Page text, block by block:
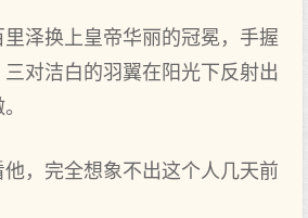
里泽换上皇帝华丽的冠冕，手握
对洁白的羽翼在阳光下反射出
，完全想象不出这个人几天前